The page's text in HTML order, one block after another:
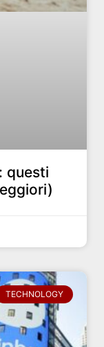
questi
TECHNOLOGY